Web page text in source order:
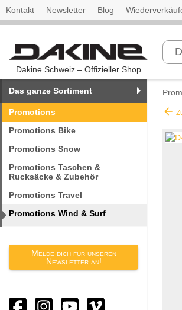
Kontakt Newsletter Blog
Dakine Schweiz – Offizieller Shop
Das ganze Sortiment
Promotions
Promotions Bike
Promotions Snow
Promotions Taschen &
Rucksäcke & Zubehör
Promotions Travel
Promotions Wind & Surf
Melde dich für unseren
Newsletter an!
arrow_back